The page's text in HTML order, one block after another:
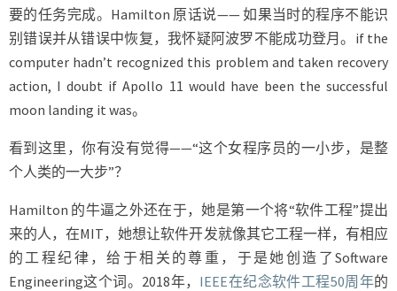
要的任务完成。Hamilton 原话说—— 如果当时的程序不能识
别错误并从错误中恢复，我怀疑阿波罗不能成功登月。if the
computer hadn’t recognized this problem and taken recovery
action, I doubt if Apollo 11 would have been the successful
moon landing it was。
看到这里，你有没有觉得——“这个女程序员的一小步，是整
个人类的一大步”？
Hamilton 的牛逼之外还在于，她是第一个将“软件工程”提出
来的人，在MIT，她想让软件开发就像其它工程一样，有相应
的工程纪律，给于相关的尊重，于是她创造了Software
Engineering这个词。2018年， IEEE在纪念软件工程50周年的